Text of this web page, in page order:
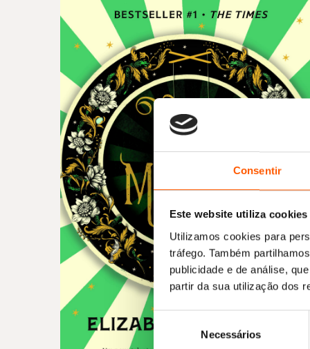
Consentir
Este website utiliza cookies
Utilizamos cookies para
tráfego. Também
publicidade e de análise,
partir da sua utilização dos
Seleção
Necessários